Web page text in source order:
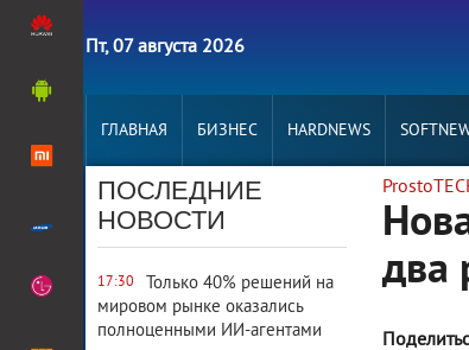
Пт, 07 августа 2026
ГЛАВНАЯ БИЗНЕС HARDNEWS
ПОСЛЕДНИЕ
НОВОСТИ
17:30
Только 40% решений на
мировом рынке оказались
полноценными ИИ-агентами
два